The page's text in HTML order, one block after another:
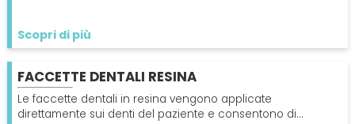
Scopri di più
FACCETTE DENTALI RESINA
Le faccette dentali in resina vengono applicate
direttamente sui denti del paziente e consentono di